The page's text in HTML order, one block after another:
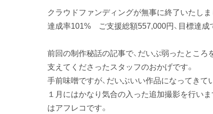
クラウドファンディングが無事に終了いたしま
達成率101% ご支援総額557,000円、目標達成
前回の制作秘話の記事で、だいぶ弱ったところ
支えてくださったスタッフのおかげです。
手前味噌ですが、だいぶいい作品になってきて
１月にはかなり気合の入った追加撮影を行い
はアフレコです。